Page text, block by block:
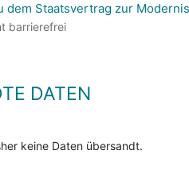
dem Staatsvertrag zur
barrierefrei
DATEN
keine Daten übersandt.